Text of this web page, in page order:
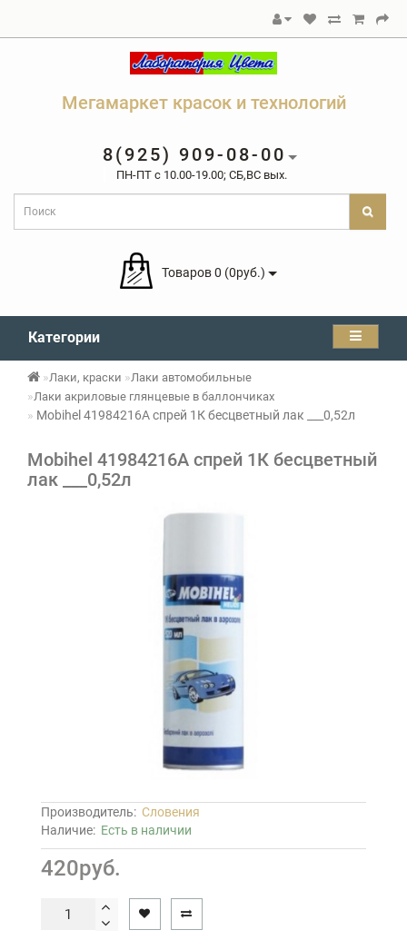
Мегамаркет красок и технологий
8(925) 909-08-00
ПН-ПТ c 10.00-19.00; СБ,ВС вых.
Товаров 0 (0руб.)
Категории
Лаки, краски
Лаки автомобильные
Лаки акриловые глянцевые в баллончиках
Mobihel 41984216А спрей 1К бесцветный лак ___0,52л
Mobihel 41984216А спрей 1К бесцветный
лак ___0,52л
Производитель: Словения
Наличие: Есть в наличии
420руб.